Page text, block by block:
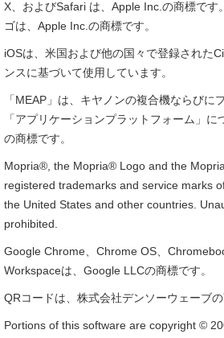
X、およびSafari は、Apple Inc.の商標です
ゴは、Apple Inc.の商標です。
iOSは、米国および他の国々で登録された
ンスに基づいて使用しています。
「MEAP」は、キヤノンの複合機ならびに
「アプリケーションプラットフォーム」
の商標です。
Mopria®, the Mopria® Logo and the
registered trademarks and service marks
the United States and other countries.
prohibited.
Google Chrome、Chrome OS、
Workspaceは、Google LLCの商標です。
QRコードは、株式会社デンソーウェーブの
Portions of this software are copyright ©